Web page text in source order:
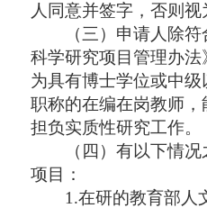
人同意并签字，否则视
（三）申请人除符
科学研究项目管理办
为具有博士学位或中
职称的在编在岗教师，
担负实质性研究工作。
（四）有以下情况
项目：
1.在研的教育部人